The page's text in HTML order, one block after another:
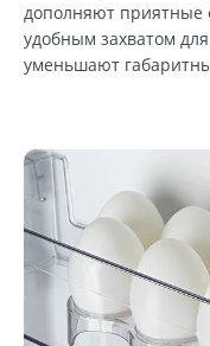
дополняют приятные
удобным захватом
уменьшают